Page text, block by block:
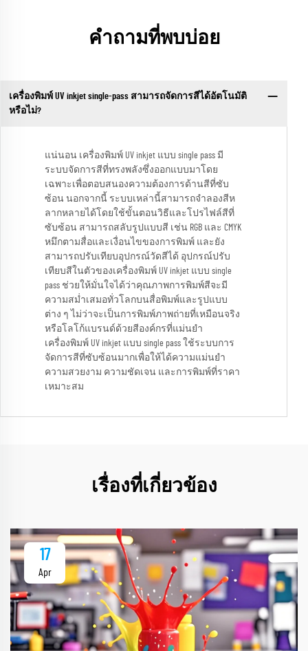
คำถามที่พบบ่อย
เครื่องพิมพ์ UV inkjet single-pass สามารถจัดการสีได้อัตโนมัติ
หรือไม่?
แน่นอน เครื่องพิมพ์ UV inkjet แบบ single pass มี
ระบบจัดการสีที่ทรงพลังซึ่งออกแบบมาโดย
เฉพาะเพื่อตอบสนองความต้องการด้านสีที่ซับ
ซ้อน นอกจากนี้ ระบบเหล่านี้สามารถจำลองสีห
ลากหลายได้โดยใช้ขั้นตอนวิธีและโปรไฟล์สีที่
ซับซ้อน สามารถสลับรูปแบบสี เช่น RGB และ CMYK
หมึกตามสื่อและเงื่อนไขของการพิมพ์ และยัง
สามารถปรับเทียบอุปกรณ์วัดสีได้ อุปกรณ์ปรับ
เทียบสีในตัวของเครื่องพิมพ์ UV inkjet แบบ single
pass ช่วยให้มั่นใจได้ว่าคุณภาพการพิมพ์สีจะมี
ความสม่ำเสมอทั่วโลกบนสื่อพิมพ์และรูปแบบ
ต่าง ๆ ไม่ว่าจะเป็นการพิมพ์ภาพถ่ายที่เหมือนจริง
หรือโลโก้แบรนด์ด้วยสีองค์กรที่แม่นยำ
เครื่องพิมพ์ UV inkjet แบบ single pass ใช้ระบบการ
จัดการสีที่ซับซ้อนมากเพื่อให้ได้ความแม่นยำ
ความสวยงาม ความชัดเจน และการพิมพ์ที่ราคา
เหมาะสม
เรื่องที่เกี่ยวข้อง
17
Apr